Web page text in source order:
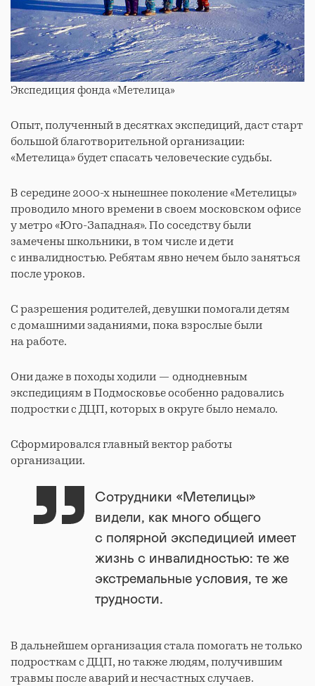
Экспедиция фонда «Метелица»
Опыт, полученный в десятках экспедиций, даст старт
большой благотворительной организации:
«Метелица» будет спасать человеческие судьбы.
В середине 2000-х нынешнее поколение «Метелицы»
проводило много времени в своем московском офисе
у метро «Юго-Западная». По соседству были
замечены школьники, в том числе и дети
с инвалидностью. Ребятам явно нечем было заняться
после уроков.
С разрешения родителей, девушки помогали детям
с домашними заданиями, пока взрослые были
на работе.
Они даже в походы ходили — однодневным
экспедициям в Подмосковье особенно радовались
подростки с ДЦП, которых в округе было немало.
Сформировался главный вектор работы
организации.
Сотрудники «Метелицы»
видели, как много общего
с полярной экспедицией имеет
жизнь с инвалидностью: те же
экстремальные условия, те же
трудности.
В дальнейшем организация стала помогать не только
подросткам с ДЦП, но также людям, получившим
травмы после аварий и несчастных случаев.